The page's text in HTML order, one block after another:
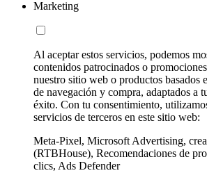
Marketing
Al aceptar estos servicios, podemos
contenidos patrocinados o
nuestro sitio web o productos basados
de navegación y compra, adaptados a
éxito. Con tu consentimiento,
servicios de terceros en este sitio web:
Meta-Pixel, Microsoft Advertising,
(RTBHouse), Recomendaciones de
clics, Ads Defender